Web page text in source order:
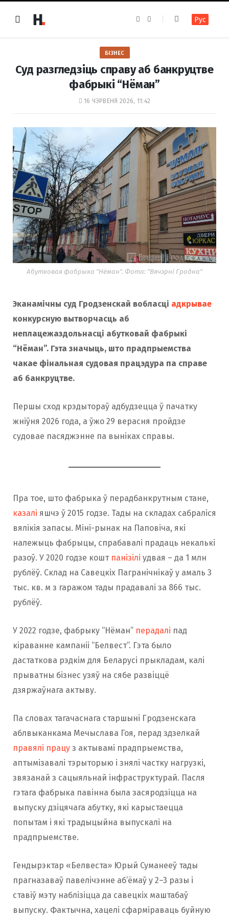
e
k
t
m
Рус
БІЗНЕС
Суд разгледзіць справу аб банкруцтве
фабрыкі “Нёман”
16 ЧЭРВЕНЯ 2026, 11:42
Абутковая фабрыка "Нёман". Фота: "Вячэрні Гродна"
Эканамічны суд Гродзенскай вобласці адкрывае
конкурсную вытворчасць аб
неплацежаздольнасці абутковай фабрыкі
“Нёман”. Гэта значыць, што прадпрыемства
чакае фінальная судовая працэдура па справе
аб банкруцтве.
Першы сход крэдытораў адбудзецца ў пачатку
жніўня 2026 года, а ўжо 29 верасня пройдзе
судовае пасяджэнне па выніках справы.
Пра тое, што фабрыка ў перадбанкрутным стане,
казалі яшчэ ў 2015 годзе. Тады на складах сабраліся
вялікія запасы. Міні-рынак на Паповіча, які
належыць фабрыцы, спрабавалі прадаць некалькі
разоў. У 2020 годзе кошт панізілі удвая – да 1 млн
рублёў. Склад на Савецкіх Пагранічнікаў у амаль 3
тыс. кв. м з гаражом тады прадавалі за 866 тыс.
рублёў.
У 2022 годзе, фабрыку “Нёман” перадалі пад
кіраванне кампаніі “Белвест”. Гэта было
дастаткова рэдкім для Беларусі прыкладам, калі
прыватны бізнес узяў на сябе развіццё
дзяржаўнага актыву.
Па словах тагачаснага старшыні Гродзенскага
аблвыканкама Мечыслава Гоя, перад здзелкай
правялі працу з актывамі прадпрыемства,
аптымізавалі тэрыторыю і знялі частку нагрузкі,
звязанай з сацыяльнай інфраструктурай. Пасля
гэтага фабрыка павінна была засяродзіцца на
выпуску дзіцячага абутку, які карыстаецца
попытам і які традыцыйна выпускалі на
прадпрыемстве.
Гендырэктар «Белвеста» Юрый Суманееў тады
прагназаваў павелічэнне аб’ёмаў у 2–3 разы і
ставіў мэту наблізіцца да савецкіх маштабаў
выпуску. Фактычна, хацелі сфарміраваць буйную